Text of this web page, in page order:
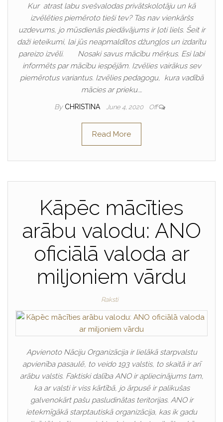
Kur atrast labu svešvalodas privātskolotāju un kā
izvēlēties piemēroto tieši tev? Tas nav vienkāršs
uzdevums, jo mūsdienās piedāvājums ir ļoti liels. Šeit ir
daži ieteikumi, lai jūs neapmaldītos džungļos un izdarītu
pareizo izvēli. Nosaki savus mācību mērķus. Esi labi
informēts par mācību iespējām. Izvēlies vairākus sev
piemērotus variantus. Izvēlies pedagogu, kura vadībā
mācies ar prieku.…
By CHRISTINA June 4, 2020 Off
Read More
Kāpēc mācīties
arābu valodu: ANO
oficiālā valoda ar
miljoniem vārdu
Raksti
Apvienoto Nāciju Organizācija ir lielākā starpvalstu
apvienība pasaulē, to veido 193 valstis, to skaitā ir arī
arābu valstis. Faktiski dalība ANO ir apliecinājums tam,
ka ar valsti ir viss kārtībā, jo ārpusē ir palikušas
galvenokārt pašu pasludinātas teritorijas. ANO ir
ietekmīgākā starptautiskā organizācija, kas ik gadu